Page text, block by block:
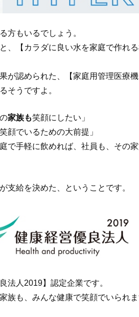
方もいるでしょう。
、【カラダに良い水を家庭で作れ
が認められた、【家庭用管理医療機
そうですよ。
家族も笑顔にしたい」
顔でいるための大前提」
で手軽に飲めれば、社員も、その
支給を決めた、ということです。
法人2019】認定企業です。
族も、みんな健康で笑顔でいられ